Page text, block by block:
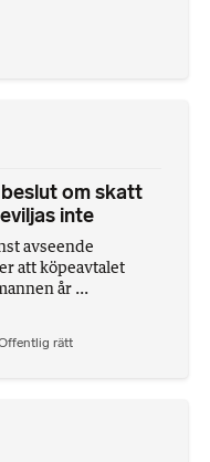
om skatt
inte
avseende
att köpeavtalet
år ...
rätt